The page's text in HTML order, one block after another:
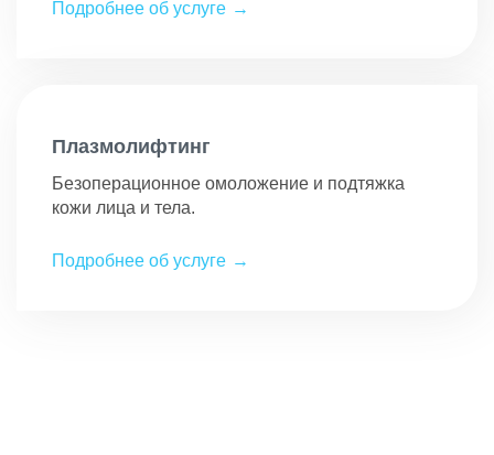
Подробнее об услуге
Плазмолифтинг
Безоперационное омоложение и подтяжка
кожи лица и тела.
Подробнее об услуге